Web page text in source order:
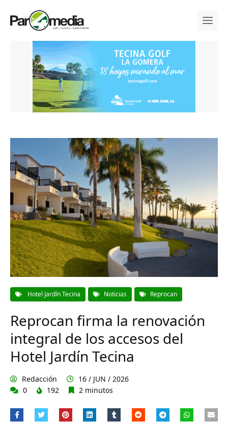
Hotel Jardín Tecina Noticias Reprocan
Reprocan firma la renovación
integral de los accesos del
Hotel Jardín Tecina
Redacción
16 / JUN / 2026
0
192 2 minutos